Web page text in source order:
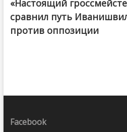
«Настоящий
сравнил путь
против оппозиции
Facebook